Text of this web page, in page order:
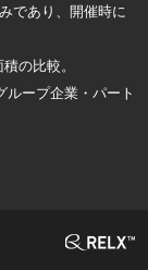
であり、開催時に
の比較。
ープ企業・パート